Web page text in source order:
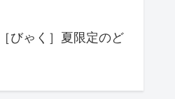
びゃく］夏限定のど